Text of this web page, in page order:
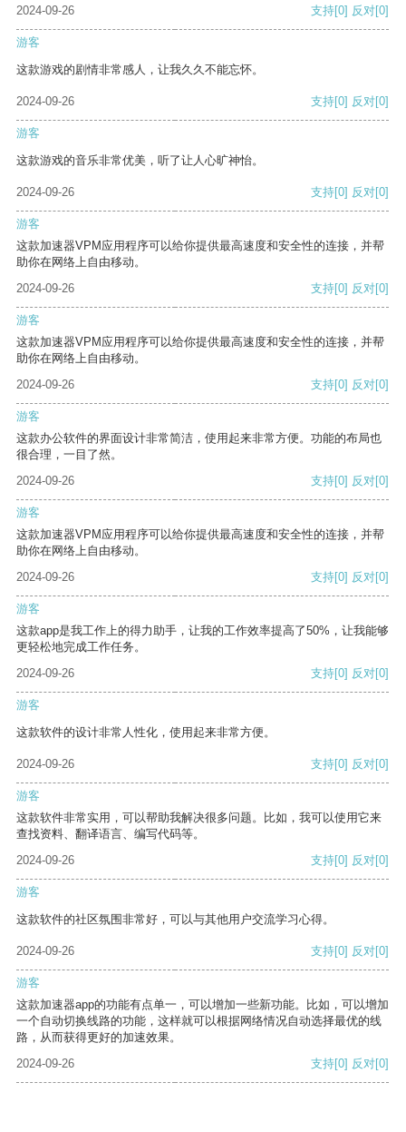
2024-09-26 支持[0] 反对[0]
游客
这款游戏的剧情非常感人，让我久久不能忘怀。
2024-09-26 支持[0] 反对[0]
游客
这款游戏的音乐非常优美，听了让人心旷神怡。
2024-09-26 支持[0] 反对[0]
游客
这款加速器VPM应用程序可以给你提供最高速度和安全性的连接，并帮
助你在网络上自由移动。
2024-09-26
支持[0] 反对[0]
游客
这款加速器VPM应用程序可以给你提供最高速度和安全性的连接，并帮
助你在网络上自由移动。
2024-09-26
支持[0] 反对[0]
游客
这款办公软件的界面设计非常简洁，使用起来非常方便。功能的布局也
很合理，一目了然。
2024-09-26
支持[0] 反对[0]
游客
这款加速器VPM应用程序可以给你提供最高速度和安全性的连接，并帮
助你在网络上自由移动。
2024-09-26
支持[0] 反对[0]
游客
这款app是我工作上的得力助手，让我的工作效率提高了50%，让我能够
更轻松地完成工作任务。
2024-09-26
支持[0] 反对[0]
游客
这款软件的设计非常人性化，使用起来非常方便。
2024-09-26 支持[0] 反对[0]
游客
这款软件非常实用，可以帮助我解决很多问题。比如，我可以使用它来
查找资料、翻译语言、编写代码等。
2024-09-26
支持[0] 反对[0]
游客
这款软件的社区氛围非常好，可以与其他用户交流学习心得。
2024-09-26 支持[0] 反对[0]
游客
这款加速器app的功能有点单一，可以增加一些新功能。比如，可以增加
一个自动切换线路的功能，这样就可以根据网络情况自动选择最优的线
路，从而获得更好的加速效果。
2024-09-26
支持[0] 反对[0]